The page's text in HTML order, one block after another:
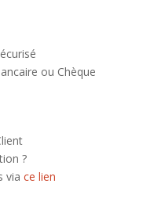
ou Chèque
?
via ce lien